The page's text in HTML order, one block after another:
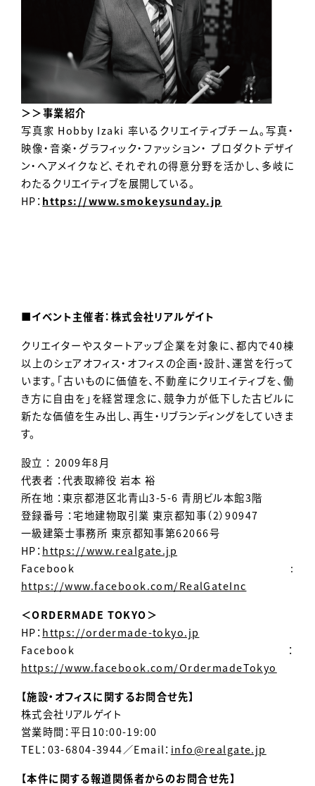
＞＞事業紹介
写真家 Hobby Izaki 率いるクリエイティブチーム。写真・
映像・音楽・グラフィック・ファッション・ プロダクトデザイ
ン・ヘアメイクなど、それぞれの得意分野を活かし、多岐に
わたるクリエイティブを展開している。
HP： https://www.smokeysunday.jp
■イベント主催者：株式会社リアルゲイト
クリエイターやスタートアップ企業を対象に、都内で40棟
以上のシェアオフィス・オフィスの企画・設計、運営を行って
います。「古いものに価値を、不動産にクリエイティブを、働
き方に自由を」を経営理念に、競争力が低下した古ビルに
新たな価値を生み出し、再生・リブランディングをしていきま
す。
設立 ： 2009年8月
代表者 ：代表取締役 岩本 裕
所在地 ：東京都港区北青山3-5-6 青朋ビル本館3階
登録番号 ：宅地建物取引業 東京都知事（2）90947
一級建築士事務所 東京都知事第62066号
HP： https://www.realgate.jp
Facebook :
https://www.facebook.com/RealGateInc
＜ORDERMADE TOKYO＞
HP： https://ordermade-tokyo.jp
Facebook：
https://www.facebook.com/OrdermadeTokyo
【施設・オフィスに関するお問合せ先】
株式会社リアルゲイト
営業時間：平日10:00-19:00
TEL：03-6804-3944／Email： info@realgate.jp
【本件に関する報道関係者からのお問合せ先】